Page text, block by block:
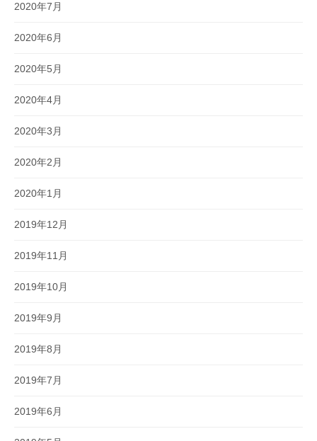
2020年7月
2020年6月
2020年5月
2020年4月
2020年3月
2020年2月
2020年1月
2019年12月
2019年11月
2019年10月
2019年9月
2019年8月
2019年7月
2019年6月